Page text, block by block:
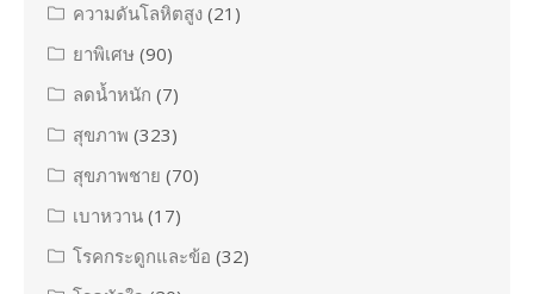
ความดันโลหิตสูง (21)
ยาพิเศษ (90)
ลดน้ำหนัก (7)
สุขภาพ (323)
สุขภาพชาย (70)
เบาหวาน (17)
โรคกระดูกและข้อ (32)